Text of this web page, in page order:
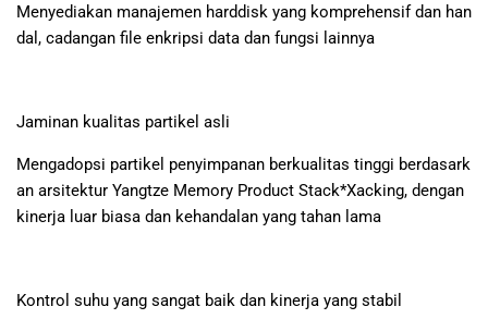
Menyediakan manajemen harddisk yang komprehensif dan han
dal, cadangan file enkripsi data dan fungsi lainnya
Jaminan kualitas partikel asli
Mengadopsi partikel penyimpanan berkualitas tinggi berdasark
an arsitektur Yangtze Memory Product Stack*Xacking, dengan
kinerja luar biasa dan kehandalan yang tahan lama
Kontrol suhu yang sangat baik dan kinerja yang stabil